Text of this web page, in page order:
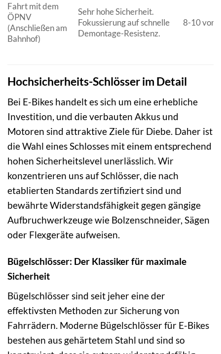
Fahrt mit dem
ÖPNV
(Anschließen am
Bahnhof)
Sehr hohe Sicherheit.
Fokussierung auf schnelle
Demontage-Resistenz.
8-10 von
Hochsicherheits-Schlösser im Detail
Bei E-Bikes handelt es sich um eine erhebliche
Investition, und die verbauten Akkus und
Motoren sind attraktive Ziele für Diebe. Daher ist
die Wahl eines Schlosses mit einem entsprechend
hohen Sicherheitslevel unerlässlich. Wir
konzentrieren uns auf Schlösser, die nach
etablierten Standards zertifiziert sind und
bewährte Widerstandsfähigkeit gegen gängige
Aufbruchwerkzeuge wie Bolzenschneider, Sägen
oder Flexgeräte aufweisen.
Bügelschlösser: Der Klassiker für maximale
Sicherheit
Bügelschlösser sind seit jeher eine der
effektivsten Methoden zur Sicherung von
Fahrrädern. Moderne Bügelschlösser für E-Bikes
bestehen aus gehärtetem Stahl und sind so